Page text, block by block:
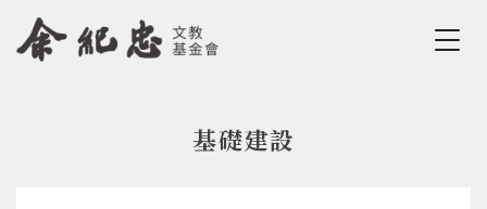
Jump to Navigation
Jump to Main content
基礎建設